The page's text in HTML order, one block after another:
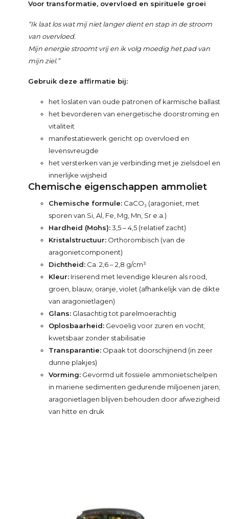
Voor transformatie, overvloed en spirituele groei
“Ik laat los wat mij niet langer dient en stap in de stroom
van overvloed.
Mijn energie stroomt vrij en ik volg moedig het pad van
mijn ziel.”
Gebruik deze affirmatie bij:
het loslaten van oude patronen of karmische ballast
het bevorderen van energetische doorstroming en
vitaliteit
manifestatiewerk gericht op overvloed en
levensvreugde
het versterken van je verbinding met je zielsdoel en
innerlijke wijsheid
Chemische eigenschappen ammoliet
Chemische formule: CaCO₃ (aragoniet, met
sporen van Si, Al, Fe, Mg, Mn, Sr e.a.)
Hardheid (Mohs):3,5 – 4,5 (relatief zacht)
Kristalstructuur: Orthorombisch (van de
aragonietcomponent)
Dichtheid: Ca. 2,6 – 2,8 g/cm³
Kleur: Iriserend met levendige kleuren als rood,
groen, blauw, oranje, violet (afhankelijk van de dikte
van aragonietlagen)
Glans: Glasachtig tot parelmoerachtig
Oplosbaarheid: Gevoelig voor zuren en vocht;
kwetsbaar zonder stabilisatie
Transparantie: Opaak tot doorschijnend (in zeer
dunne plakjes)
Vorming: Gevormd uit fossiele ammonietschelpen
in mariene sedimenten gedurende miljoenen jaren;
aragonietlagen blijven behouden door afwezigheid
van hitte en druk